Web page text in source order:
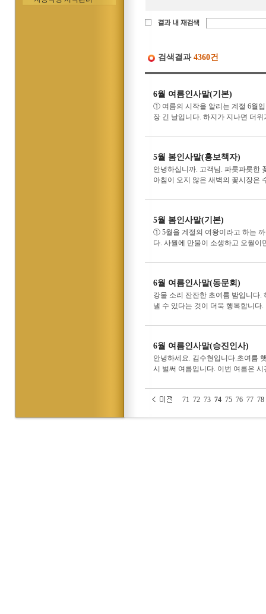
검색결과 4360건
6월 여름인사말(기본)
① 여름의 시작을 알리는 계절 6월
장 긴 날입니다. 하지가 지나면 더
5월 봄인사말(홍보책자)
안녕하십니까. 고객님. 파릇파릇한
아침이 오지 않은 새벽의 꽃시장은
5월 봄인사말(기본)
① 5월을 계절의 여왕이라고 하는
다. 사월에 만물이 소생하고 오월이
6월 여름인사말(동문회)
강물 소리 잔잔한 초여름 밤입니다.
낼 수 있다는 것이 더욱 행복합니다
6월 여름인사말(승진인사)
안녕하세요. 김수현입니다.초여름
시 벌써 여름입니다. 이번 여름은
71 72 73 74 75 76 77 78